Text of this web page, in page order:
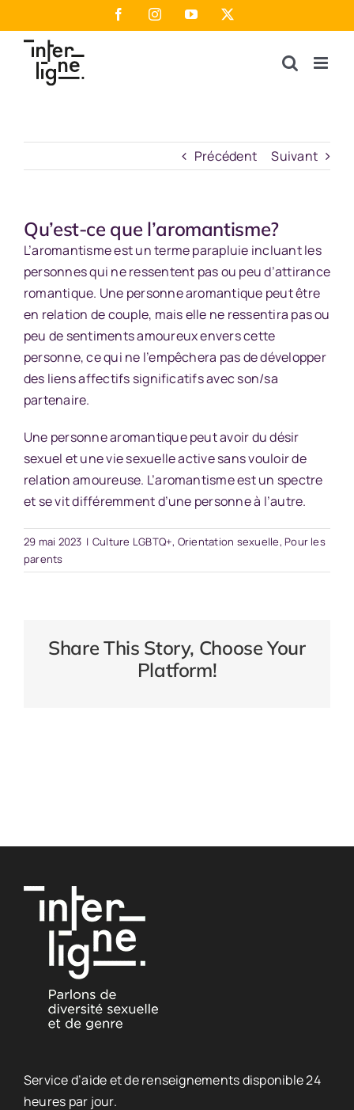
au
contenu
FacebookInstagramYouTube
Précédent Suivant
Qu’est-ce que l’aromantisme?
L’aromantisme est un terme parapluie incluant les
personnes qui ne ressentent pas ou peu d’attirance
romantique. Une personne aromantique peut être
en relation de couple, mais elle ne ressentira pas ou
peu de sentiments amoureux envers cette
personne, ce qui ne l’empêchera pas de développer
des liens affectifs significatifs avec son/sa
partenaire.
Une personne aromantique peut avoir du désir
sexuel et une vie sexuelle active sans vouloir de
relation amoureuse. L’aromantisme est un spectre
et se vit différemment d’une personne à l’autre.
29 mai 2023 | Culture LGBTQ+, Orientation sexuelle, Pour les
parents
Share This Story, Choose Your
Platform!
Service d’aide et de renseignements disponible 24
heures par jour.